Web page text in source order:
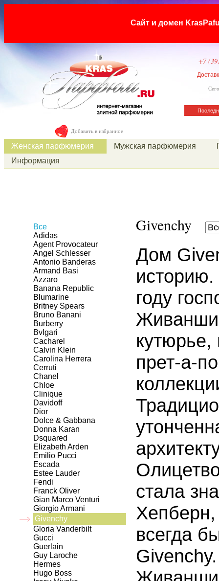
Сайт и домен
+7
Добавить в избранное
Женская парфюмерия Мужская парфюмерия
Информация
Все
Adidas
Agent Provocateur
Angel Schlesser
Antonio Banderas
Armand Basi
Azzaro
Banana Republic
Blumarine
Britney Spears
Bruno Banani
Burberry
Bvlgari
Cacharel
Calvin Klein
Carolina Herrera
Cerruti
Chanel
Chloe
Clinique
Davidoff
Dior
Dolce & Gabbana
Donna Karan
Dsquared
Elizabeth Arden
Emilio Pucci
Escada
Estee Lauder
Fendi
Franck Oliver
Gian Marco Venturi
Giorgio Armani
Givenchy
Gloria Vanderbilt
Gucci
Guerlain
Guy Laroche
Hermes
Hugo Boss
Givenchy
Дом
году
кутюрье,
прет-а-
стала
всегда